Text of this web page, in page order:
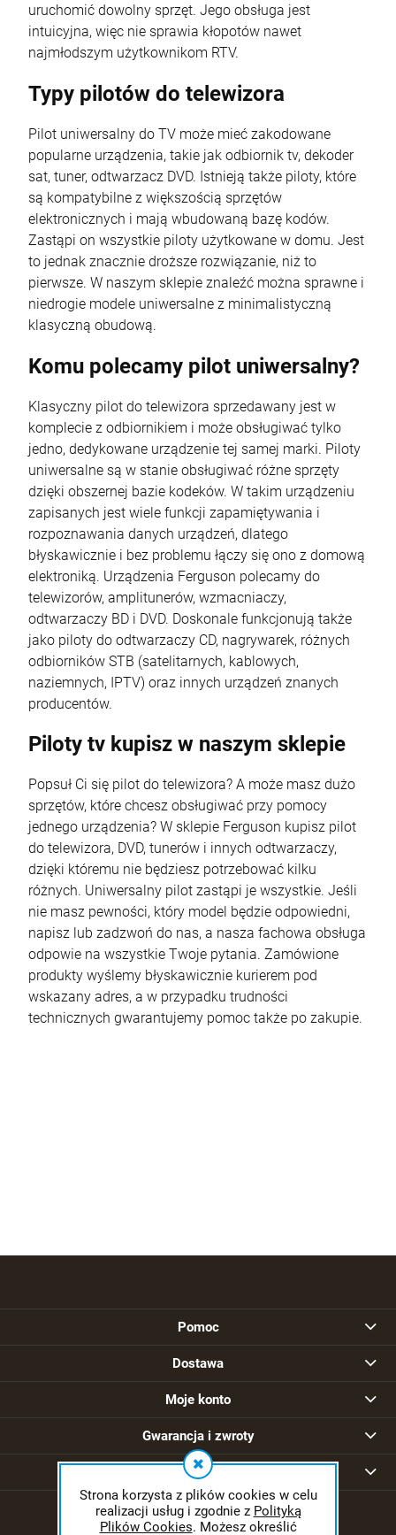
Strona korzysta z plików cookies w celu
realizacji usług i zgodnie z Polityką
Plików Cookies. Możesz określić
uruchomić dowolny sprzęt. Jego obsługa jest
intuicyjna, więc nie sprawia kłopotów nawet
najmłodszym użytkownikom RTV.
Typy pilotów do telewizora
Pilot uniwersalny do TV może mieć zakodowane
popularne urządzenia, takie jak odbiornik tv, dekoder
sat, tuner, odtwarzacz DVD. Istnieją także piloty, które
są kompatybilne z większością sprzętów
elektronicznych i mają wbudowaną bazę kodów.
Zastąpi on wszystkie piloty użytkowane w domu. Jest
to jednak znacznie droższe rozwiązanie, niż to
pierwsze. W naszym sklepie znaleźć można sprawne i
niedrogie modele uniwersalne z minimalistyczną
klasyczną obudową.
Komu polecamy pilot uniwersalny?
Klasyczny pilot do telewizora sprzedawany jest w
komplecie z odbiornikiem i może obsługiwać tylko
jedno, dedykowane urządzenie tej samej marki. Piloty
uniwersalne są w stanie obsługiwać różne sprzęty
dzięki obszernej bazie kodeków. W takim urządzeniu
zapisanych jest wiele funkcji zapamiętywania i
rozpoznawania danych urządzeń, dlatego
błyskawicznie i bez problemu łączy się ono z domową
elektroniką. Urządzenia Ferguson polecamy do
telewizorów, amplitunerów, wzmacniaczy,
odtwarzaczy BD i DVD. Doskonale funkcjonują także
jako piloty do odtwarzaczy CD, nagrywarek, różnych
odbiorników STB (satelitarnych, kablowych,
naziemnych, IPTV) oraz innych urządzeń znanych
producentów.
Piloty tv kupisz w naszym sklepie
Popsuł Ci się pilot do telewizora? A może masz dużo
sprzętów, które chcesz obsługiwać przy pomocy
jednego urządzenia? W sklepie Ferguson kupisz pilot
do telewizora, DVD, tunerów i innych odtwarzaczy,
dzięki któremu nie będziesz potrzebować kilku
różnych. Uniwersalny pilot zastąpi je wszystkie. Jeśli
nie masz pewności, który model będzie odpowiedni,
napisz lub zadzwoń do nas, a nasza fachowa obsługa
odpowie na wszystkie Twoje pytania. Zamówione
produkty wyślemy błyskawicznie kurierem pod
wskazany adres, a w przypadku trudności
technicznych gwarantujemy pomoc także po zakupie.
Pomoc
Dostawa
Moje konto
Gwarancja i zwroty
O firmie